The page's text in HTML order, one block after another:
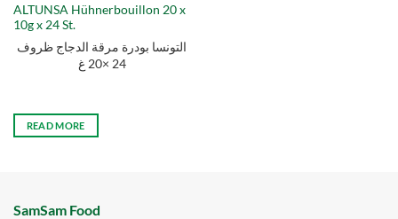
ALTUNSA Hühnerbouillon 20 x
10g x 24 St.
التونسا بودرة مرقة الدجاج ظروف
24 ×20 غ
READ MORE
SamSam Food